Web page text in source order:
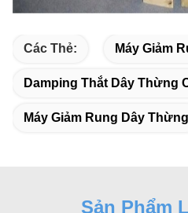
Các Thẻ: Máy Giảm
Damping Thắt Dây Thừng
Máy Giảm Rung Dây Thừng
Sản Phẩm